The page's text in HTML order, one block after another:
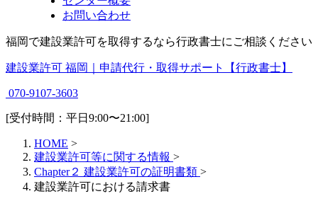
お問い合わせ
福岡で建設業許可を取得するなら行政書士にご相談ください
建設業許可 福岡｜申請代行・取得サポート【行政書士】
070-9107-3603
[受付時間：平日9:00〜21:00]
HOME >
建設業許可等に関する情報 >
Chapter２ 建設業許可の証明書類 >
建設業許可における請求書